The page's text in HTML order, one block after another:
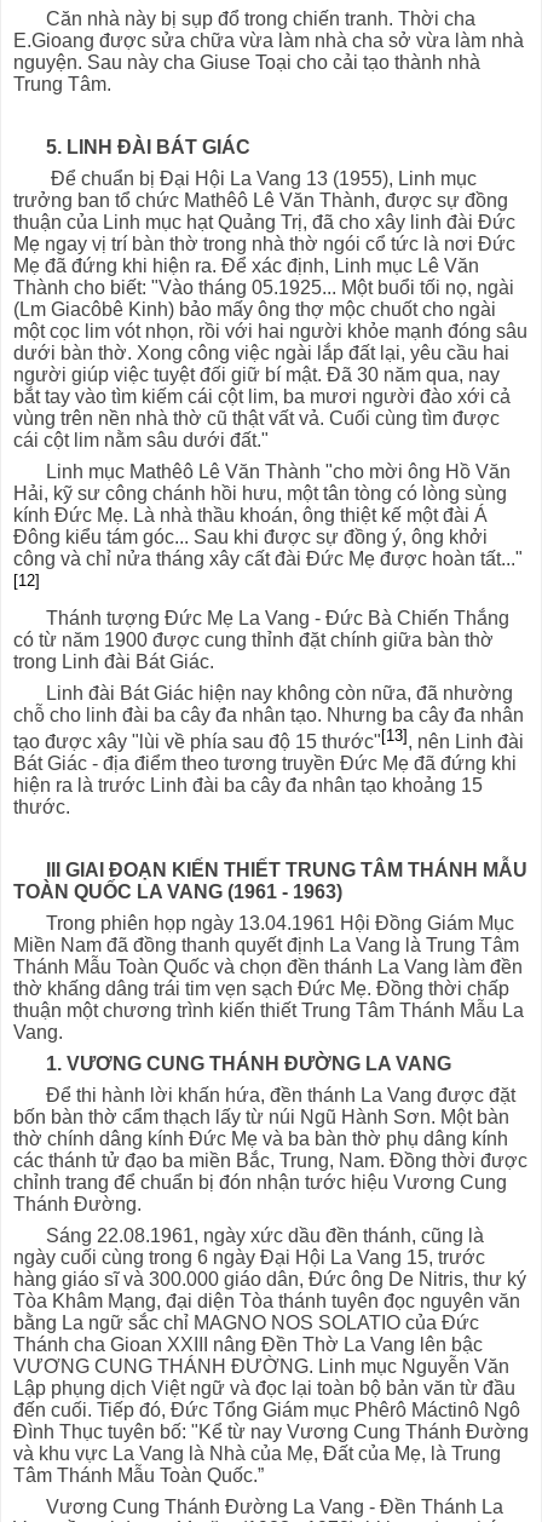
Căn nhà này bị sụp đổ trong chiến tranh. Thời cha
E.Gioang được sửa chữa vừa làm nhà cha sở vừa làm nhà
nguyện. Sau này cha Giuse Toại cho cải tạo thành nhà
Trung Tâm.
5. LINH ĐÀI BÁT GIÁC
Để chuẩn bị Đại Hội La Vang 13 (1955), Linh mục
trưởng ban tổ chức Mathêô Lê Văn Thành, được sự đồng
thuận của Linh mục hạt Quảng Trị, đã cho xây linh đài Đức
Mẹ ngay vị trí bàn thờ trong nhà thờ ngói cổ tức là nơi Đức
Mẹ đã đứng khi hiện ra. Để xác định, Linh mục Lê Văn
Thành cho biết: "Vào tháng 05.1925... Một buổi tối nọ, ngài
(Lm Giacôbê Kinh) bảo mấy ông thợ mộc chuốt cho ngài
một cọc lim vót nhọn, rồi với hai người khỏe mạnh đóng sâu
dưới bàn thờ. Xong công việc ngài lắp đất lại, yêu cầu hai
người giúp việc tuyệt đối giữ bí mật. Đã 30 năm qua, nay
bắt tay vào tìm kiếm cái cột lim, ba mươi người đào xới cả
vùng trên nền nhà thờ cũ thật vất vả. Cuối cùng tìm được
cái cột lim nằm sâu dưới đất."
Linh mục Mathêô Lê Văn Thành "cho mời ông Hồ Văn
Hải, kỹ sư công chánh hồi hưu, một tân tòng có lòng sùng
kính Đức Mẹ. Là nhà thầu khoán, ông thiệt kế một đài Á
Đông kiểu tám góc... Sau khi được sự đồng ý, ông khởi
công và chỉ nửa tháng xây cất đài Đức Mẹ được hoàn tất..."
[12]
Thánh tượng Đức Mẹ La Vang - Đức Bà Chiến Thắng
có từ năm 1900 được cung thỉnh đặt chính giữa bàn thờ
trong Linh đài Bát Giác.
Linh đài Bát Giác hiện nay không còn nữa, đã nhường
chỗ cho linh đài ba cây đa nhân tạo. Nhưng ba cây đa nhân
tạo được xây "lùi về phía sau độ 15 thước"[13], nên Linh đài
Bát Giác - địa điểm theo tương truyền Đức Mẹ đã đứng khi
hiện ra là trước Linh đài ba cây đa nhân tạo khoảng 15
thước.
III GIAI ĐOẠN KIẾN THIẾT TRUNG TÂM THÁNH MẪU
TOÀN QUỐC LA VANG (1961 - 1963)
Trong phiên họp ngày 13.04.1961 Hội Đồng Giám Mục
Miền Nam đã đồng thanh quyết định La Vang là Trung Tâm
Thánh Mẫu Toàn Quốc và chọn đền thánh La Vang làm đền
thờ khấng dâng trái tim vẹn sạch Đức Mẹ. Đồng thời chấp
thuận một chương trình kiến thiết Trung Tâm Thánh Mẫu La
Vang.
1. VƯƠNG CUNG THÁNH ĐƯỜNG LA VANG
Để thi hành lời khấn hứa, đền thánh La Vang được đặt
bốn bàn thờ cẩm thạch lấy từ núi Ngũ Hành Sơn. Một bàn
thờ chính dâng kính Đức Mẹ và ba bàn thờ phụ dâng kính
các thánh tử đạo ba miền Bắc, Trung, Nam. Đồng thời được
chỉnh trang để chuẩn bị đón nhận tước hiệu Vương Cung
Thánh Đường.
Sáng 22.08.1961, ngày xức dầu đền thánh, cũng là
ngày cuối cùng trong 6 ngày Đại Hội La Vang 15, trước
hàng giáo sĩ và 300.000 giáo dân, Đức ông De Nitris, thư ký
Tòa Khâm Mạng, đại diện Tòa thánh tuyên đọc nguyên văn
bằng La ngữ sắc chỉ MAGNO NOS SOLATIO của Đức
Thánh cha Gioan XXIII nâng Đền Thờ La Vang lên bậc
VƯƠNG CUNG THÁNH ĐƯỜNG. Linh mục Nguyễn Văn
Lập phụng dịch Việt ngữ và đọc lại toàn bộ bản văn từ đầu
đến cuối. Tiếp đó, Đức Tổng Giám mục Phêrô Máctinô Ngô
Đình Thục tuyên bố: "Kể từ nay Vương Cung Thánh Đường
và khu vực La Vang là Nhà của Mẹ, Đất của Mẹ, là Trung
Tâm Thánh Mẫu Toàn Quốc.”
Vương Cung Thánh Đường La Vang - Đền Thánh La